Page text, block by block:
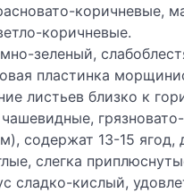
коричневые,
коричневые.
зеленый,
пластинка
листьев близко к
содержат 13-15 ягод,
слегка
сладко-кислый,